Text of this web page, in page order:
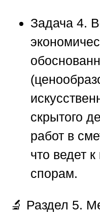
Задача 4.
скрытого
работ в
что ведет
спорам.
🔬 Раздел 5.